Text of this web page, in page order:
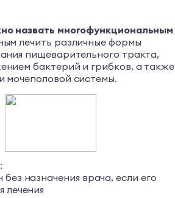
назвать многофункциональным
лечить различные формы
пищеварительного тракта,
бактерий и грибков, а также
мочеполовой системы.
назначения врача, если его
лечения